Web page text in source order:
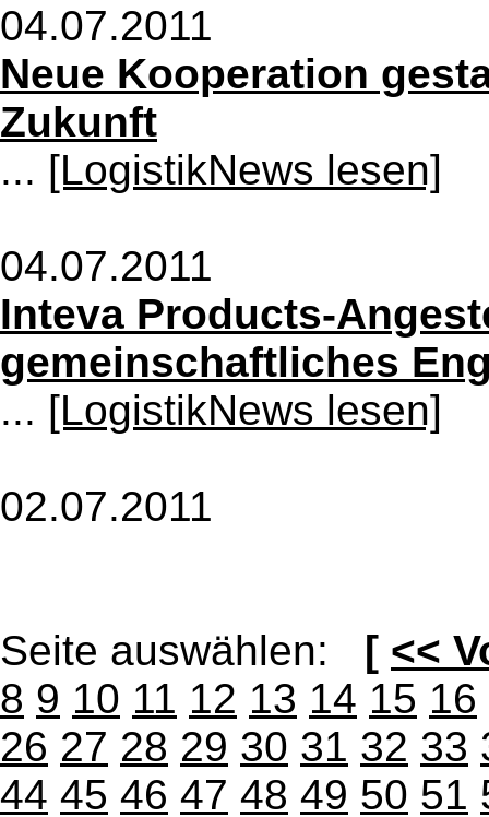
04.07.2011
Neue Kooperation
Zukunft
... [LogistikNews lesen]
04.07.2011
Inteva Products-
gemeinschaftliches
... [LogistikNews lesen]
02.07.2011
Seite auswählen: [ <<
8 9 10 11 12 13 14 15 16
26 27 28 29 30 31 32 33
44 45 46 47 48 49 50 51